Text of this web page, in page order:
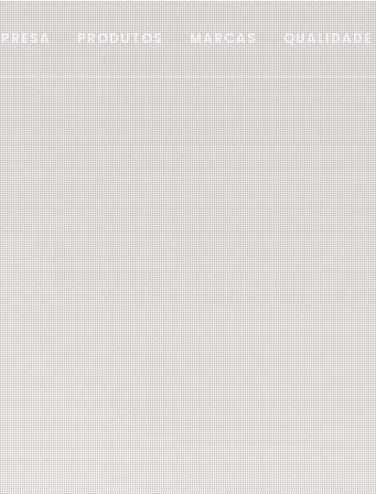
PRODUTOS MARCAS QUALIDADE